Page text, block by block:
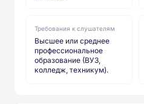
Требования к слушателям
Высшее или среднее
профессиональное
образование (ВУЗ,
колледж, техникум).